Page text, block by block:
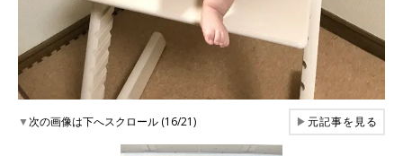
▼次の画像は下へスクロール (16/21) ▶元記事を見る